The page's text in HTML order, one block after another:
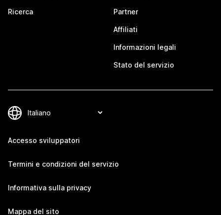
Ricerca Partner
Affiliati
Informazioni legali
Stato del servizio
Accesso sviluppatori
Termini e condizioni del servizio
Informativa sulla privacy
Mappa del sito